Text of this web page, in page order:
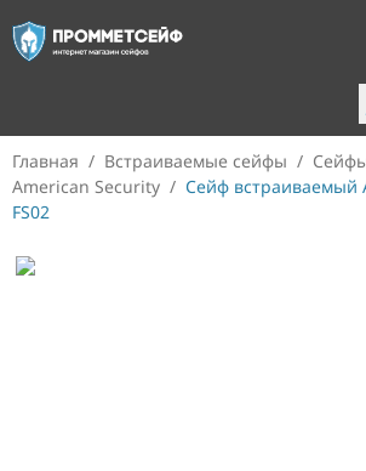
Главная / Встраиваемые сейфы /
American Security / Сейф встраиваемый
FS02